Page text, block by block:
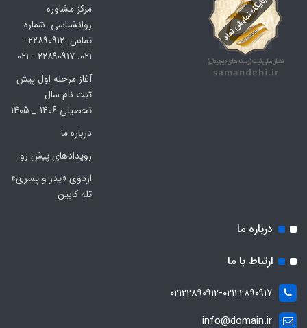
مرکز مشاوره
روانشناسی. شماره
تماس. ۲۲۸۹۰۹۱۲ -
۰۲۱. ۲۲۸۹۰۹۱۷ - ۰۲۱
آغاز مرحله اول پیش
ثبت نام سال
تحصیلی 1406 _ 1405
درباره ما
رویدادهای پیش رو
اردوی «پدر و پسری»
تله کابین
درباره ما
ارتباط با ما
۰۲۱۲۲۸۹۰۹۱۲-۰۲۱۲۲۸۹۰۹۱۷
info@domain.ir